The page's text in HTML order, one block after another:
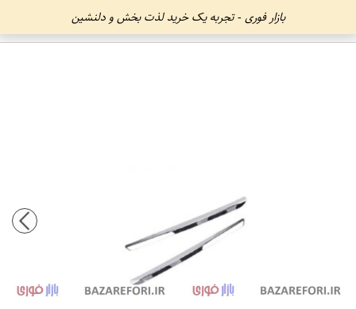
بازار فوری - تجربه یک خرید لذت بخش و دلنشین